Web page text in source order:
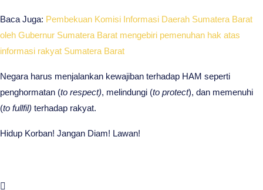
Baca Juga: Pembekuan Komisi Informasi Daerah Sumatera Barat
oleh Gubernur Sumatera Barat mengebiri pemenuhan hak atas
informasi rakyat Sumatera Barat
Negara harus menjalankan kewajiban terhadap HAM seperti
penghormatan (to respect), melindungi (to protect), dan memenuhi
(to fullfil) terhadap rakyat.
Hidup Korban! Jangan Diam! Lawan!